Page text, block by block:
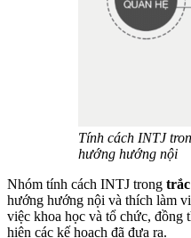
Tính cách INTJ
hướng hướng nội
Nhóm tính cách INTJ trong
hướng hướng nội và thích làm
việc khoa học và tổ chức, đồng
hiện các kế hoạch đã đưa ra.